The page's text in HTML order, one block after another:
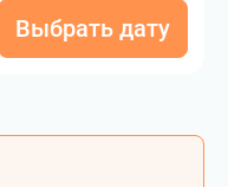
Выбрать дату